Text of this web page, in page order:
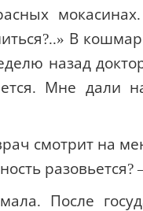
В
назад
Мне дали
смотрит на
разовьется?
После